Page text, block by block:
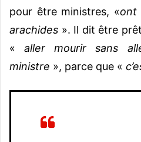
pour être ministres, «ont
arachides ». Il dit être
«aller mourir sans
ministre », parce que «